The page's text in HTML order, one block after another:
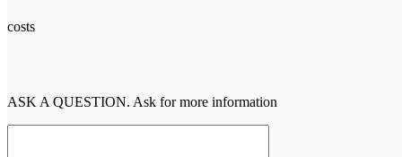
costs
ASK A QUESTION. Ask for more information